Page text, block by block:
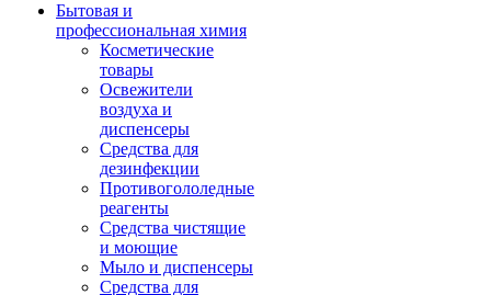
Бытовая и
профессиональная химия
Косметические
товары
Освежители
воздуха и
диспенсеры
Средства для
дезинфекции
Противогололедные
реагенты
Средства чистящие
и моющие
Мыло и диспенсеры
Средства для